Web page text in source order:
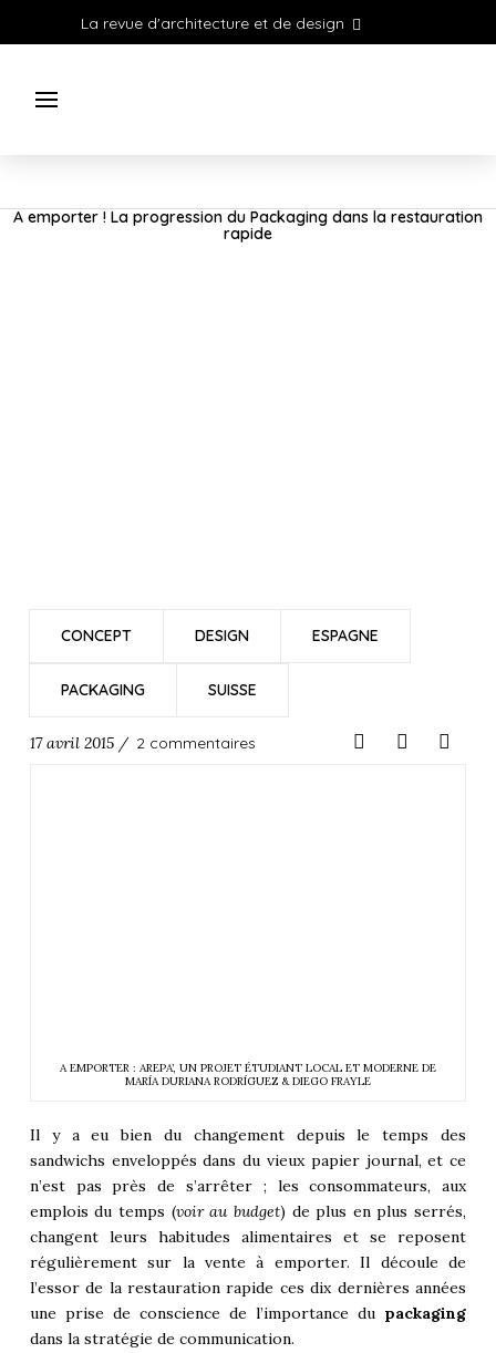
La revue d'architecture et de design
A emporter ! La progression du Packaging dans la restauration
rapide
CONCEPT DESIGN ESPAGNE
PACKAGING SUISSE
17 avril 2015 / 2 commentaires
A EMPORTER : AREPA’, UN PROJET ÉTUDIANT LOCAL ET MODERNE DE
MARÍA DURIANA RODRÍGUEZ & DIEGO FRAYLE
Il y a eu bien du changement depuis le temps des
sandwichs enveloppés dans du vieux papier journal, et ce
n’est pas près de s’arrêter ; les consommateurs, aux
emplois du temps (voir au budget) de plus en plus serrés,
changent leurs habitudes alimentaires et se reposent
régulièrement sur la vente à emporter. Il découle de
l’essor de la restauration rapide ces dix dernières années
une prise de conscience de l’importance du packaging
dans la stratégie de communication.